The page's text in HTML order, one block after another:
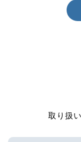
取り扱